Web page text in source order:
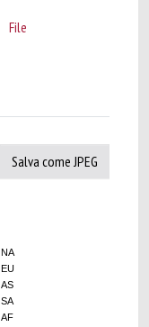
File
Salva come JPEG
NA
EU
AS
SA
AF